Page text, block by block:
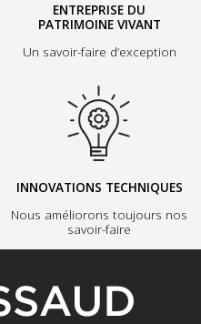
ENTREPRISE DU
PATRIMOINE VIVANT
Un savoir-faire d’exception
INNOVATIONS TECHNIQUES
Nous améliorons toujours nos
savoir-faire